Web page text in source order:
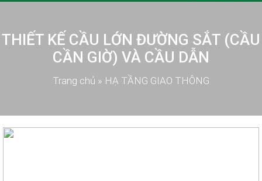
THIẾT KẾ CẦU LỚN ĐƯỜNG SẮT (CẦU
CẦN GIỜ) VÀ CẦU DẪN
Trang chủ » HẠ TẦNG GIAO THÔNG